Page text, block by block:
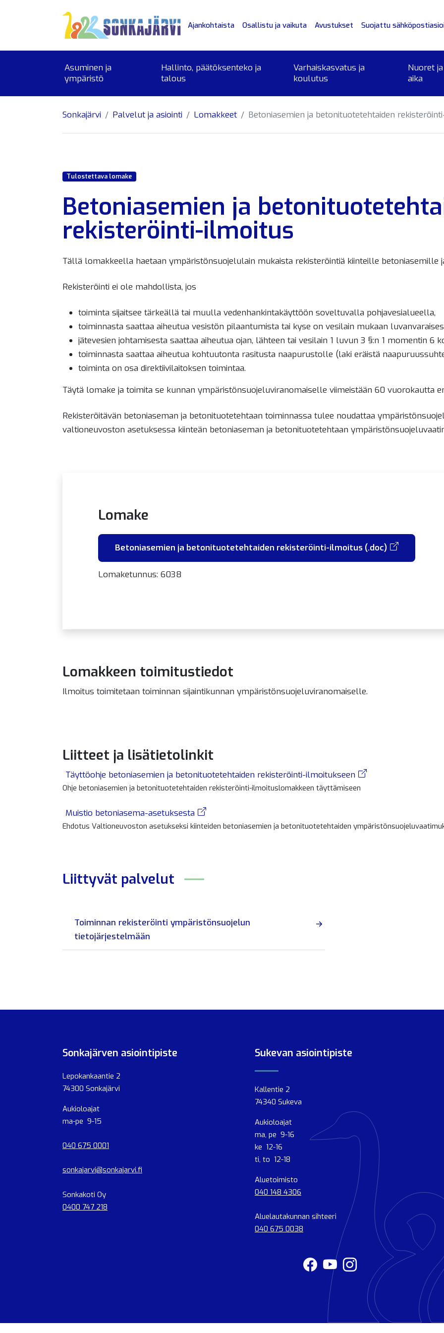
Ajankohtaista Osallistu ja vaikuta Avustukset Suojattu
Asuminen ja
ympäristö
Hallinto, päätöksenteko ja
talous
Varhaiskasvatus ja
koulutus
Nuoret
aika
Sonkajärvi Palvelut ja asiointi Lomakkeet Betoniasemien ja betonituotetehtaiden
Tulostettava lomake
Betoniasemien ja
rekisteröinti-ilmoitus
Tällä lomakkeella haetaan ympäristönsuojelulain mukaista rekisteröintiä kiinteille betoniasemille
Rekisteröinti ei ole mahdollista, jos
toiminta sijaitsee tärkeällä tai muulla vedenhankintakäyttöön soveltuvalla pohjavesialueella,
toiminnasta saattaa aiheutua vesistön pilaantumista tai kyse on vesilain mukaan
jätevesien johtamisesta saattaa aiheutua ojan, lähteen tai vesilain 1 luvun 3 §:n 1 momentin 6
toiminnasta saattaa aiheutua kohtuutonta rasitusta naapurustolle (laki eräistä
toiminta on osa direktiivilaitoksen toimintaa.
Täytä lomake ja toimita se kunnan ympäristönsuojeluviranomaiselle viimeistään 60 vuorokautta
Rekisteröitävän betoniaseman ja betonituotetehtaan toiminnassa tulee noudattaa
valtioneuvoston asetuksessa kiinteän betoniaseman ja betonituotetehtaan
Lomake
Betoniasemien ja betonituotetehtaiden rekisteröinti-ilmoitus (.doc)
Lomaketunnus: 6038
Lomakkeen toimitustiedot
Ilmoitus toimitetaan toiminnan sijaintikunnan ympäristönsuojeluviranomaiselle.
Liitteet ja lisätietolinkit
Täyttöohje betoniasemien ja betonituotetehtaiden rekisteröinti-ilmoitukseen
Ohje betoniasemien ja betonituotetehtaiden rekisteröinti-ilmoituslomakkeen täyttämiseen
Muistio betoniasema-asetuksesta
Ehdotus Valtioneuvoston asetukseksi kiinteiden betoniasemien ja betonituotetehtaiden
Liittyvät palvelut
Toiminnan rekisteröinti ympäristönsuojelun
tietojärjestelmään
Sonkajärven asiointipiste
Lepokankaantie 2
74300 Sonkajärvi
Aukioloajat
ma-pe 9-15
040 675 0001
sonkajarvi@sonkajarvi.fi
Sonkakoti Oy
0400 747 218
Sukevan asiointipiste
Kallentie 2
74340 Sukeva
Aukioloajat
ma, pe 9-16
ke 12-16
ti, to 12-18
Aluetoimisto
040 148 4306
Aluelautakunnan sihteeri
040 675 0038